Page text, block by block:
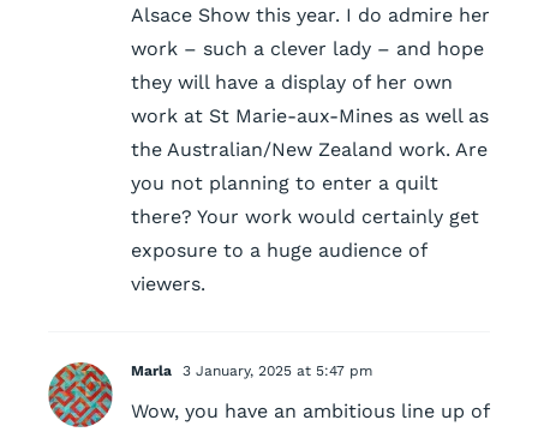
Alsace Show this year. I do admire her
work – such a clever lady – and hope
they will have a display of her own
work at St Marie-aux-Mines as well as
the Australian/New Zealand work. Are
you not planning to enter a quilt
there? Your work would certainly get
exposure to a huge audience of
viewers.
Marla 3 January, 2025 at 5:47 pm
Wow, you have an ambitious line up of